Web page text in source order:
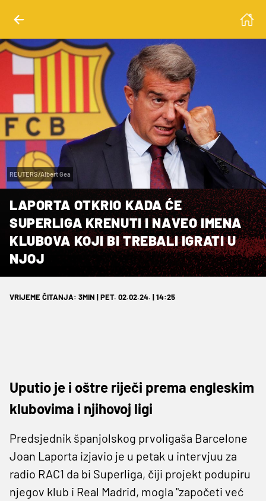
REUTERS/Albert Gea
LAPORTA OTKRIO KADA ĆE
SUPERLIGA KRENUTI I NAVEO IMENA
KLUBOVA KOJI BI TREBALI IGRATI U
NJOJ
VRIJEME ČITANJA: 3MIN | PET. 02.02.24. | 14:25
Uputio je i oštre riječi prema engleskim
klubovima i njihovoj ligi
Predsjednik španjolskog prvoligaša Barcelone
Joan Laporta izjavio je u petak u intervjuu za
radio RAC1 da bi Superliga, čiji projekt podupiru
njegov klub i Real Madrid, mogla "započeti već